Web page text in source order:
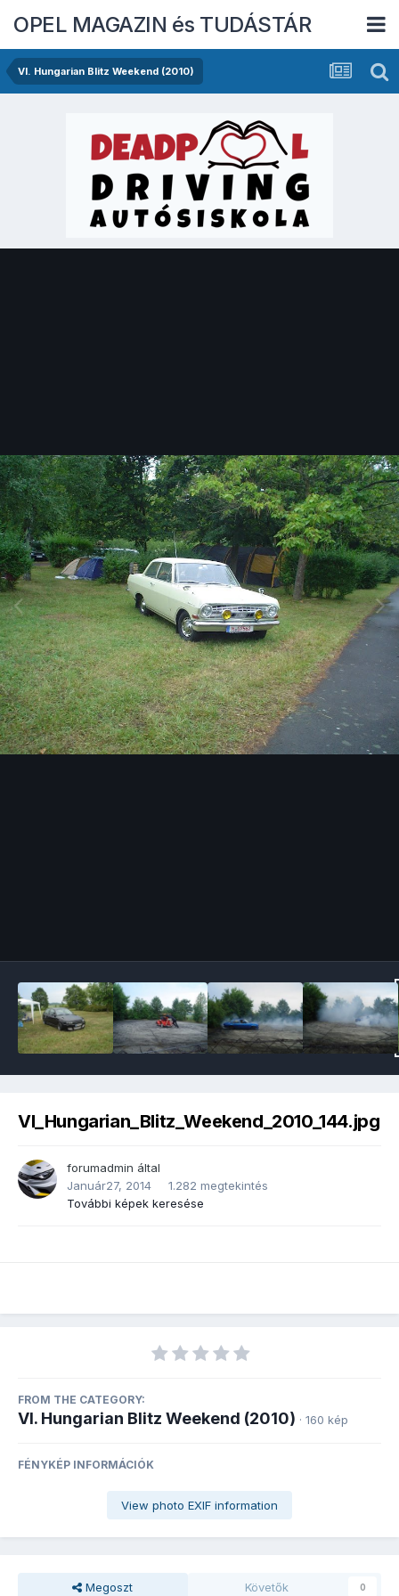
OPEL MAGAZIN és TUDÁSTÁR
VI. Hungarian Blitz Weekend (2010)
VI_Hungarian_Blitz_Weekend_2010_144.jpg
forumadmin által
Január27, 2014
1.282 megtekintés
További képek keresése
FROM THE CATEGORY:
VI. Hungarian Blitz Weekend (2010) · 160 kép
FÉNYKÉP INFORMÁCIÓK
View photo EXIF information
Megoszt Követők 0